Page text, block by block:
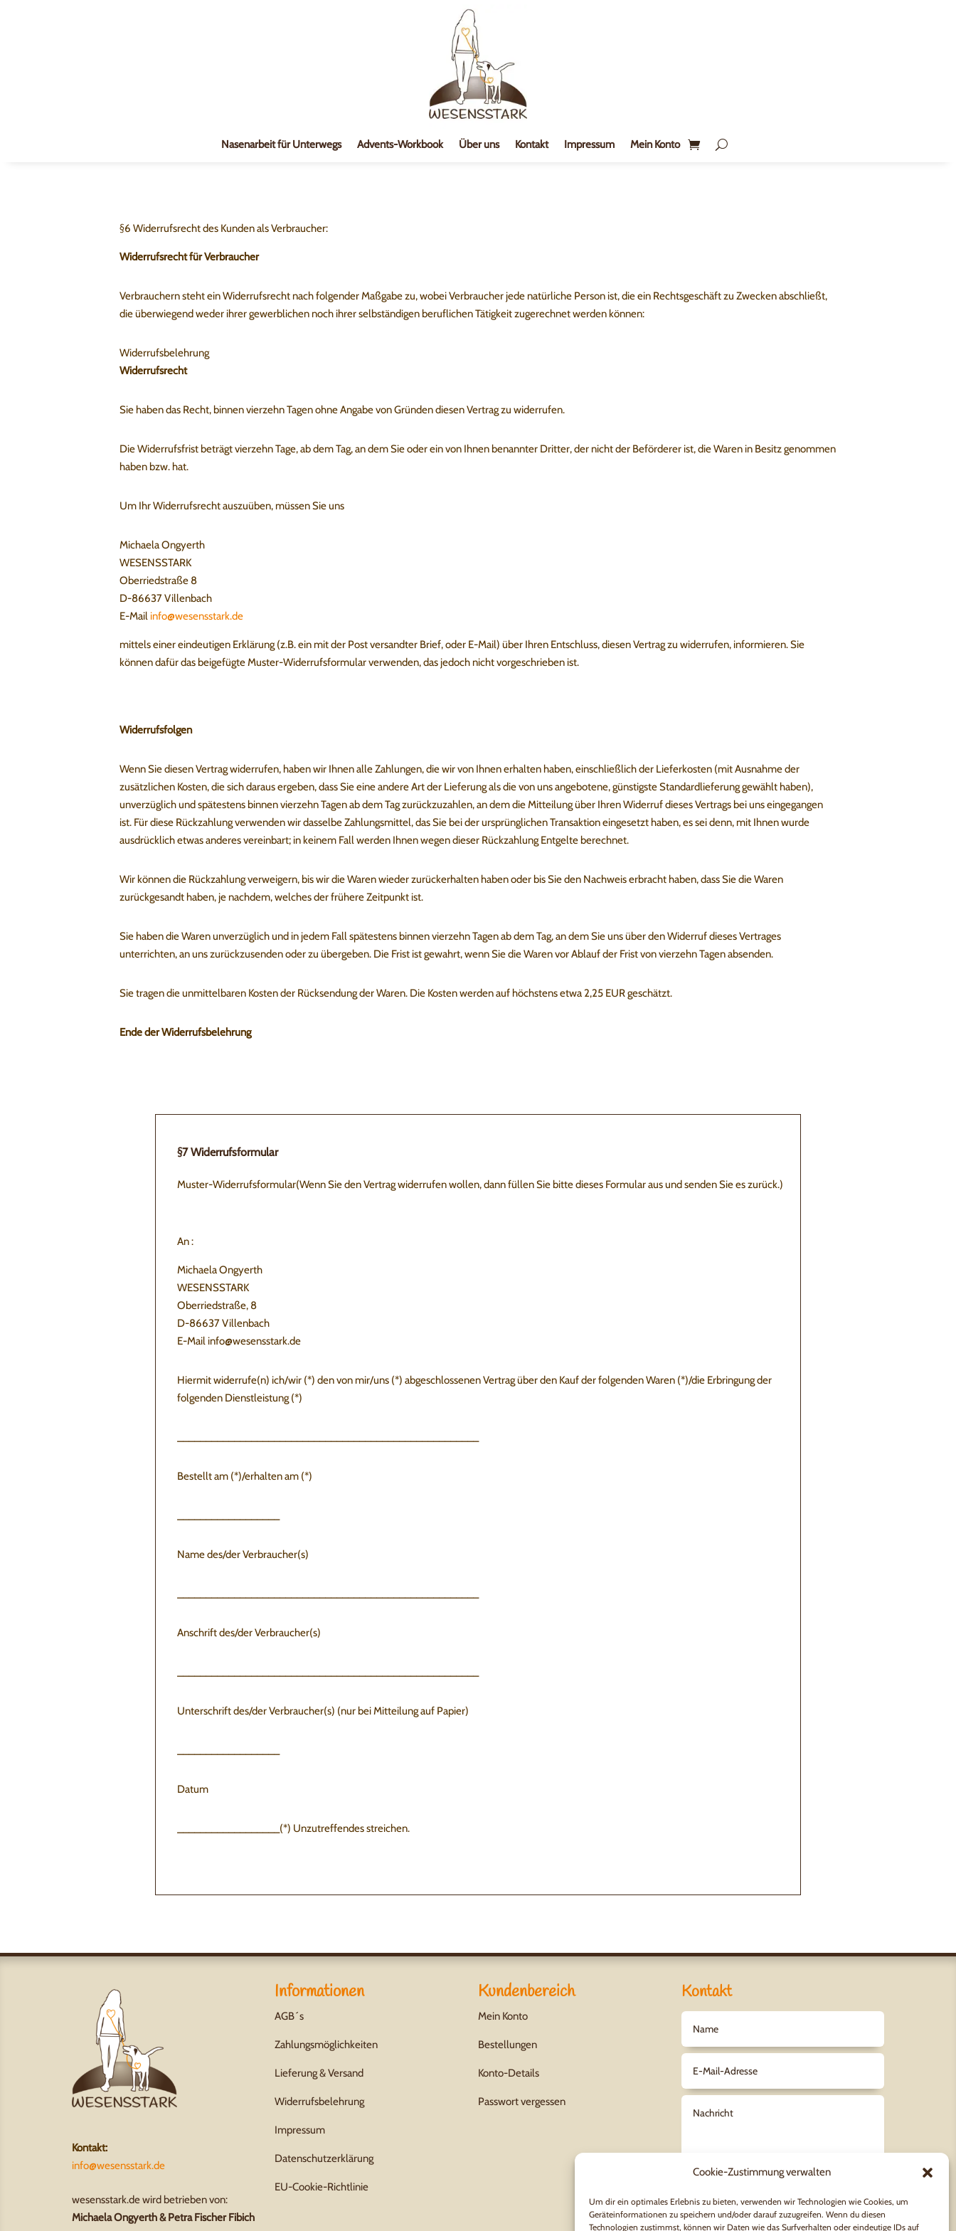
Cookie-Zustimmung verwalten
Um dir ein optimales Erlebnis zu bieten, verwenden wir Technologien wie Cookies, um
Geräteinformationen zu speichern und/oder darauf zuzugreifen. Wenn du diesen
Technologien zustimmst, können wir Daten wie das Surfverhalten oder eindeutige IDs auf
Nasenarbeit für Unterwegs Advents-Workbook Über uns Kontakt Impressum Mein Konto
§6 Widerrufsrecht des Kunden als Verbraucher:
Widerrufsrecht für Verbraucher
Verbrauchern steht ein Widerrufsrecht nach folgender Maßgabe zu, wobei Verbraucher jede natürliche Person ist, die ein Rechtsgeschäft zu Zwecken abschließt,
die überwiegend weder ihrer gewerblichen noch ihrer selbständigen beruflichen Tätigkeit zugerechnet werden können:
Widerrufsbelehrung
Widerrufsrecht
Sie haben das Recht, binnen vierzehn Tagen ohne Angabe von Gründen diesen Vertrag zu widerrufen.
Die Widerrufsfrist beträgt vierzehn Tage, ab dem Tag, an dem Sie oder ein von Ihnen benannter Dritter, der nicht der Beförderer ist, die Waren in Besitz genommen
haben bzw. hat.
Um Ihr Widerrufsrecht auszuüben, müssen Sie uns
Michaela Ongyerth
WESENSSTARK
Oberriedstraße 8
D-86637 Villenbach
E-Mail info@wesensstark.de
mittels einer eindeutigen Erklärung (z.B. ein mit der Post versandter Brief, oder E-Mail) über Ihren Entschluss, diesen Vertrag zu widerrufen, informieren. Sie
können dafür das beigefügte Muster-Widerrufsformular verwenden, das jedoch nicht vorgeschrieben ist.
Widerrufsfolgen
Wenn Sie diesen Vertrag widerrufen, haben wir Ihnen alle Zahlungen, die wir von Ihnen erhalten haben, einschließlich der Lieferkosten (mit Ausnahme der
zusätzlichen Kosten, die sich daraus ergeben, dass Sie eine andere Art der Lieferung als die von uns angebotene, günstigste Standardlieferung gewählt haben),
unverzüglich und spätestens binnen vierzehn Tagen ab dem Tag zurückzuzahlen, an dem die Mitteilung über Ihren Widerruf dieses Vertrags bei uns eingegangen
ist. Für diese Rückzahlung verwenden wir dasselbe Zahlungsmittel, das Sie bei der ursprünglichen Transaktion eingesetzt haben, es sei denn, mit Ihnen wurde
ausdrücklich etwas anderes vereinbart; in keinem Fall werden Ihnen wegen dieser Rückzahlung Entgelte berechnet.
Wir können die Rückzahlung verweigern, bis wir die Waren wieder zurückerhalten haben oder bis Sie den Nachweis erbracht haben, dass Sie die Waren
zurückgesandt haben, je nachdem, welches der frühere Zeitpunkt ist.
Sie haben die Waren unverzüglich und in jedem Fall spätestens binnen vierzehn Tagen ab dem Tag, an dem Sie uns über den Widerruf dieses Vertrages
unterrichten, an uns zurückzusenden oder zu übergeben. Die Frist ist gewahrt, wenn Sie die Waren vor Ablauf der Frist von vierzehn Tagen absenden.
Sie tragen die unmittelbaren Kosten der Rücksendung der Waren. Die Kosten werden auf höchstens etwa 2,25 EUR geschätzt.
Ende der Widerrufsbelehrung
§7 Widerrufsformular
Muster-Widerrufsformular(Wenn Sie den Vertrag widerrufen wollen, dann füllen Sie bitte dieses Formular aus und senden Sie es zurück.)
An :
Michaela Ongyerth
WESENSSTARK
Oberriedstraße, 8
D-86637 Villenbach
E-Mail info@wesensstark.de
Hiermit widerrufe(n) ich/wir (*) den von mir/uns (*) abgeschlossenen Vertrag über den Kauf der folgenden Waren (*)/die Erbringung der
folgenden Dienstleistung (*)
Bestellt am (*)/erhalten am (*)
Name des/der Verbraucher(s)
Anschrift des/der Verbraucher(s)
Unterschrift des/der Verbraucher(s) (nur bei Mitteilung auf Papier)
Datum
__________________(*) Unzutreffendes streichen.
Kontakt:
info@wesensstark.de
wesensstark.de wird betrieben von:
Michaela Ongyerth & Petra Fischer Fibich
Informationen
AGB´s
Zahlungsmöglichkeiten
Lieferung & Versand
Widerrufsbelehrung
Impressum
Datenschutzerklärung
EU-Cookie-Richtlinie
Kundenbereich
Mein Konto
Bestellungen
Konto-Details
Passwort vergessen
Kontakt
Datenschutz